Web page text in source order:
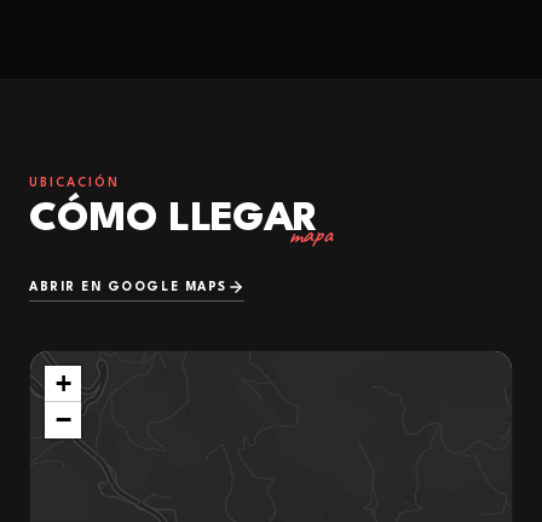
UBICACIÓN
CÓMO LLEGAR
mapa
ABRIR EN GOOGLE MAPS
+
−